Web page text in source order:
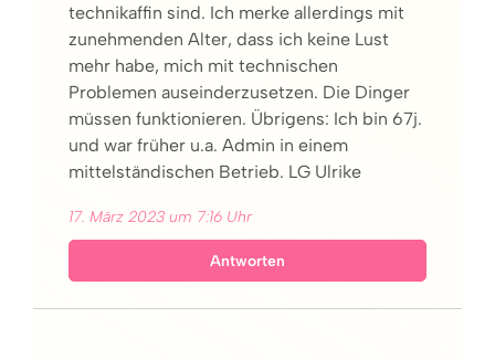
technikaffin sind. Ich merke allerdings mit
zunehmenden Alter, dass ich keine Lust
mehr habe, mich mit technischen
Problemen auseinderzusetzen. Die Dinger
müssen funktionieren. Übrigens: Ich bin 67j.
und war früher u.a. Admin in einem
mittelständischen Betrieb. LG Ulrike
17. März 2023 um 7:16 Uhr
Antworten